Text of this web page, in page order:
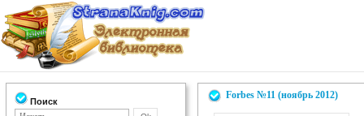
Поиск
Forbes №11 (ноябрь 2012)